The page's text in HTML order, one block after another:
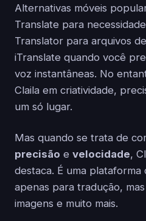
Alternativas móveis
Translate para
Translator para arquivos
iTranslate quando você
voz instantâneas. No
Claila em criatividade,
um só lugar.
Mas quando se trata de
precisão e velocidade,
destaca. É uma
apenas para tradução,
imagens e muito mais.